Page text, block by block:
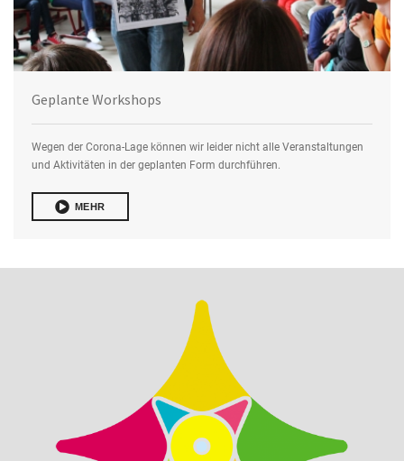
Geplante Workshops
Wegen der Corona-Lage können wir leider nicht alle Veranstaltungen
und Aktivitäten in der geplanten Form durchführen.
MEHR